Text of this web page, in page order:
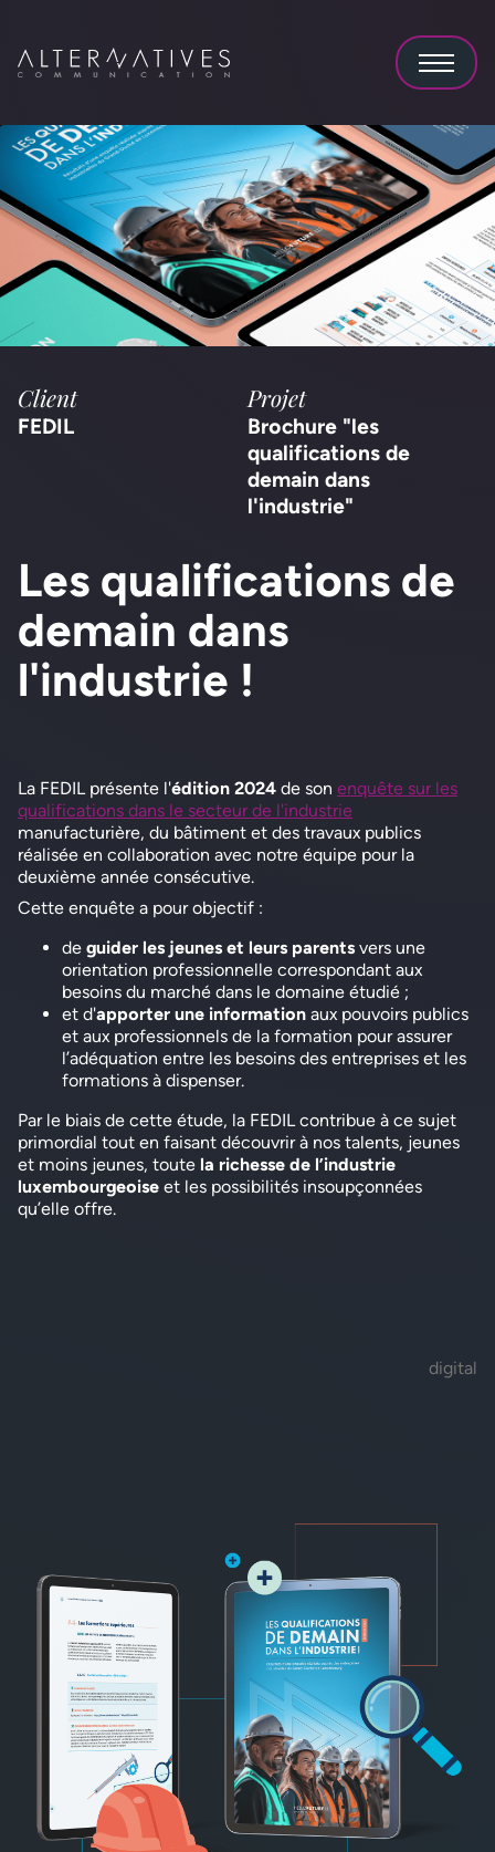
Client
FEDIL
Projet
Brochure "les
qualifications de
demain dans
l'industrie"
digital
Les qualifications de
demain dans
l'industrie !
La FEDIL présente l'édition 2024 de son enquête sur les
qualifications dans le secteur de l'industrie
manufacturière, du bâtiment et des travaux publics
réalisée en collaboration avec notre équipe pour la
deuxième année consécutive.
Cette enquête a pour objectif :
de guider les jeunes et leurs parents vers une
orientation professionnelle correspondant aux
besoins du marché dans le domaine étudié ;
et d'apporter une information aux pouvoirs publics
et aux professionnels de la formation pour assurer
l’adéquation entre les besoins des entreprises et les
formations à dispenser.
Par le biais de cette étude, la FEDIL contribue à ce sujet
primordial tout en faisant découvrir à nos talents, jeunes
et moins jeunes, toute la richesse de l’industrie
luxembourgeoise et les possibilités insoupçonnées
qu’elle offre.